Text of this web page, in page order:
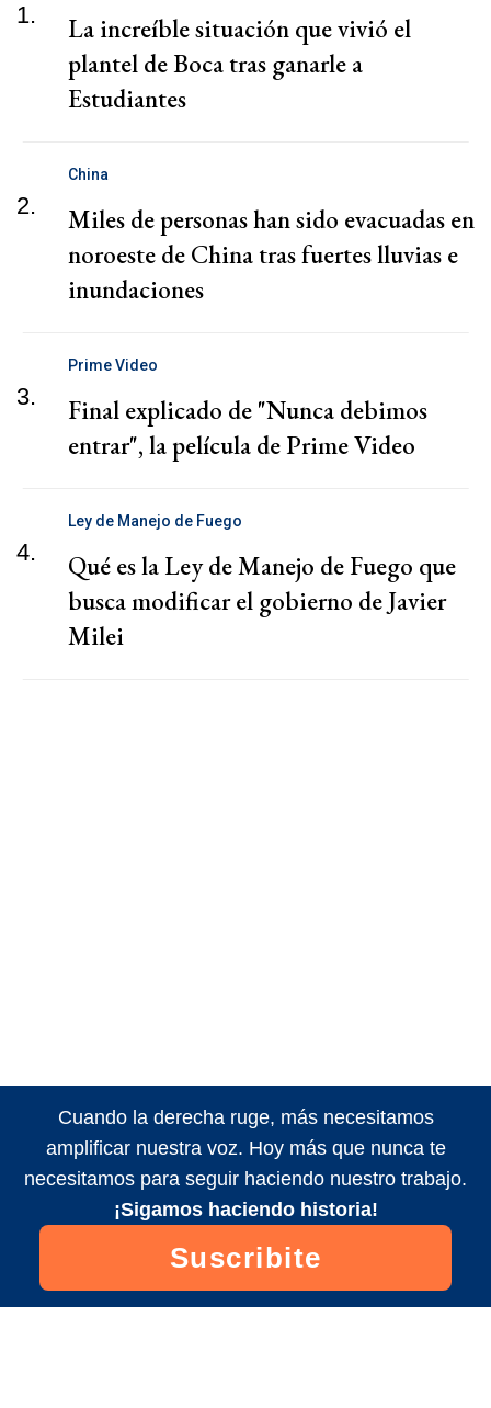
1.
La increíble situación que vivió el
plantel de Boca tras ganarle a
Estudiantes
2.
China
Miles de personas han sido evacuadas en
noroeste de China tras fuertes lluvias e
inundaciones
3.
Prime Video
Final explicado de "Nunca debimos
entrar", la película de Prime Video
4.
Ley de Manejo de Fuego
Qué es la Ley de Manejo de Fuego que
busca modificar el gobierno de Javier
Milei
Cuando la derecha ruge, más necesitamos
amplificar nuestra voz. Hoy más que nunca te
necesitamos para seguir haciendo nuestro trabajo.
¡Sigamos haciendo historia!
Suscribite